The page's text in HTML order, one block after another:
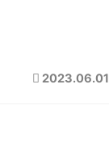
2023.06.01